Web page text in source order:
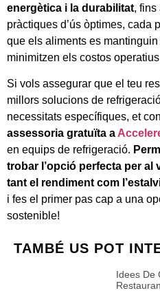
energètica i la durabilitat, fins
pràctiques d’ús òptimes, cada
que els aliments es
minimitzen els costos
Si vols assegurar que el teu
millors solucions de
necessitats específiques, et
assessoria gratuïta a
en equips de refrigeració.
trobar l’opció perfecta per
tant el rendiment com
i fes el primer pas cap a una
sostenible!
TAMBÉ US POT
Idees De